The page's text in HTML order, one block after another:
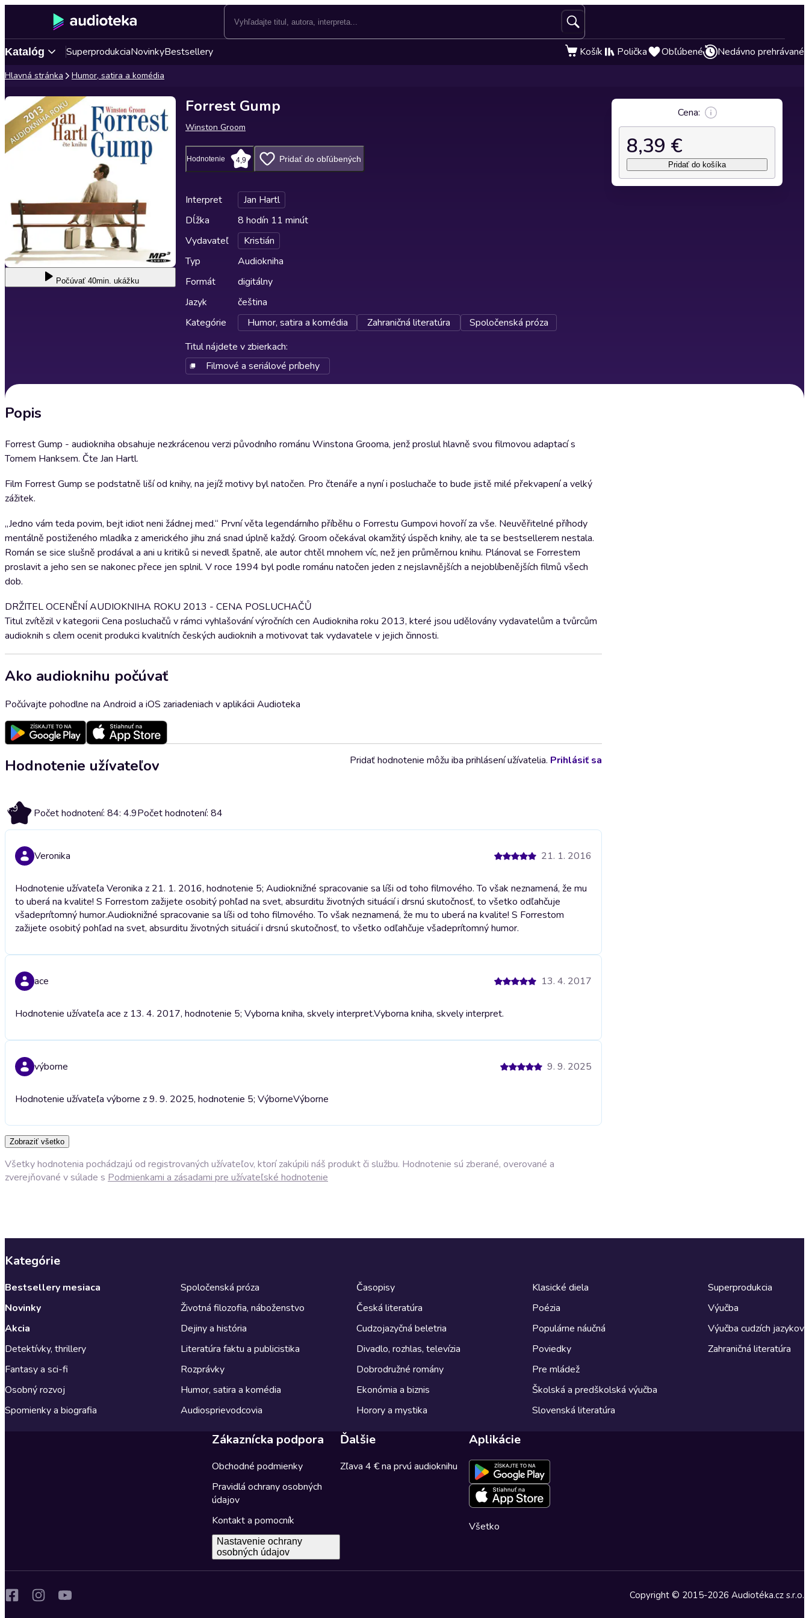
Katalóg SuperprodukciaNovinkyBestsellery Košík Polička Obľúbené Nedávno prehrávané
Hlavná stránka Humor, satira a komédia
Počúvať 40min. ukážku
Forrest Gump
Winston Groom
Hodnotenie 4,9 Pridať do obľúbených
Interpret
Jan Hartl
Dĺžka
8 hodín 11 minút
Vydavateľ
Kristián
Typ
Audiokniha
Formát
digitálny
Jazyk
čeština
Kategórie
Humor, satira a komédia Zahraničná literatúra
Spoločenská próza
Titul nájdete v zbierkach:
Filmové a seriálové príbehy
Popis
Forrest Gump - audiokniha obsahuje nezkrácenou verzi původního románu Winstona Grooma, jenž proslul hlavně svou filmovou adaptací s
Tomem Hanksem. Čte Jan Hartl.
Film Forrest Gump se podstatně liší od knihy, na jejíž motivy byl natočen. Pro čtenáře a nyní i posluchače to bude jistě milé překvapení a velký
zážitek.
„Jedno vám teda povim, bejt idiot neni žádnej med.“ První věta legendárního příběhu o Forrestu Gumpovi hovoří za vše. Neuvěřitelné příhody
mentálně postiženého mladíka z amerického jihu zná snad úplně každý. Groom očekával okamžitý úspěch knihy, ale ta se bestsellerem nestala.
Román se sice slušně prodával a ani u kritiků si nevedl špatně, ale autor chtěl mnohem víc, než jen průměrnou knihu. Plánoval se Forrestem
proslavit a jeho sen se nakonec přece jen splnil. V roce 1994 byl podle románu natočen jeden z nejslavnějších a nejoblíbenějších filmů všech
dob.
DRŽITEL OCENĚNÍ AUDIOKNIHA ROKU 2013 - CENA POSLUCHAČŮ
Titul zvítězil v kategorii Cena posluchačů v rámci vyhlašování výročních cen Audiokniha roku 2013, které jsou udělovány vydavatelům a tvůrcům
audioknih s cílem ocenit produkci kvalitních českých audioknih a motivovat tak vydavatele v jejich činnosti.
Ako audioknihu počúvať
Počúvajte pohodlne na Android a iOS zariadeniach v aplikácii Audioteka
Hodnotenie užívateľov
4.9 Počet hodnotení: 84: 4.9Počet hodnotení: 84
Pridať hodnotenie môžu iba prihlásení užívatelia. Prihlásiť sa
Veronika 21. 1. 2016
Hodnotenie užívateľa Veronika z 21. 1. 2016, hodnotenie 5; Audioknižné spracovanie sa líši od toho filmového. To však neznamená, že mu
to uberá na kvalite! S Forrestom zažijete osobitý pohľad na svet, absurditu životných situácií i drsnú skutočnosť, to všetko odľahčuje
všadeprítomný humor.Audioknižné spracovanie sa líši od toho filmového. To však neznamená, že mu to uberá na kvalite! S Forrestom
zažijete osobitý pohľad na svet, absurditu životných situácií i drsnú skutočnosť, to všetko odľahčuje všadeprítomný humor.
ace 13. 4. 2017
Hodnotenie užívateľa ace z 13. 4. 2017, hodnotenie 5; Vyborna kniha, skvely interpret.Vyborna kniha, skvely interpret.
výborne 9. 9. 2025
Hodnotenie užívateľa výborne z 9. 9. 2025, hodnotenie 5; VýborneVýborne
Zobraziť všetko
Všetky hodnotenia pochádzajú od registrovaných užívateľov, ktorí zakúpili náš produkt či službu. Hodnotenie sú zberané, overované a
zverejňované v súlade s Podmienkami a zásadami pre užívateľské hodnotenie
Cena:
8,39 €
Pridať do košíka
Kategórie
Bestsellery mesiaca
Novinky
Akcia
Detektívky, thrillery
Fantasy a sci-fi
Osobný rozvoj
Spomienky a biografia
Spoločenská próza
Životná filozofia, náboženstvo
Dejiny a história
Literatúra faktu a publicistika
Rozprávky
Humor, satira a komédia
Audiosprievodcovia
Časopisy
Česká literatúra
Cudzojazyčná beletria
Divadlo, rozhlas, televízia
Dobrodružné romány
Ekonómia a biznis
Horory a mystika
Klasické diela
Poézia
Populárne náučná
Poviedky
Pre mládež
Školská a predškolská výučba
Slovenská literatúra
Superprodukcia
Výučba
Výučba cudzích jazykov
Zahraničná literatúra
Zákaznícka podpora
Obchodné podmienky
Pravidlá ochrany osobných
údajov
Kontakt a pomocník
Nastavenie ochrany
osobných údajov
Ďalšie
Zľava 4 € na prvú audioknihu
Aplikácie
Všetko
Copyright © 2015-2026 Audiotéka.cz s.r.o.